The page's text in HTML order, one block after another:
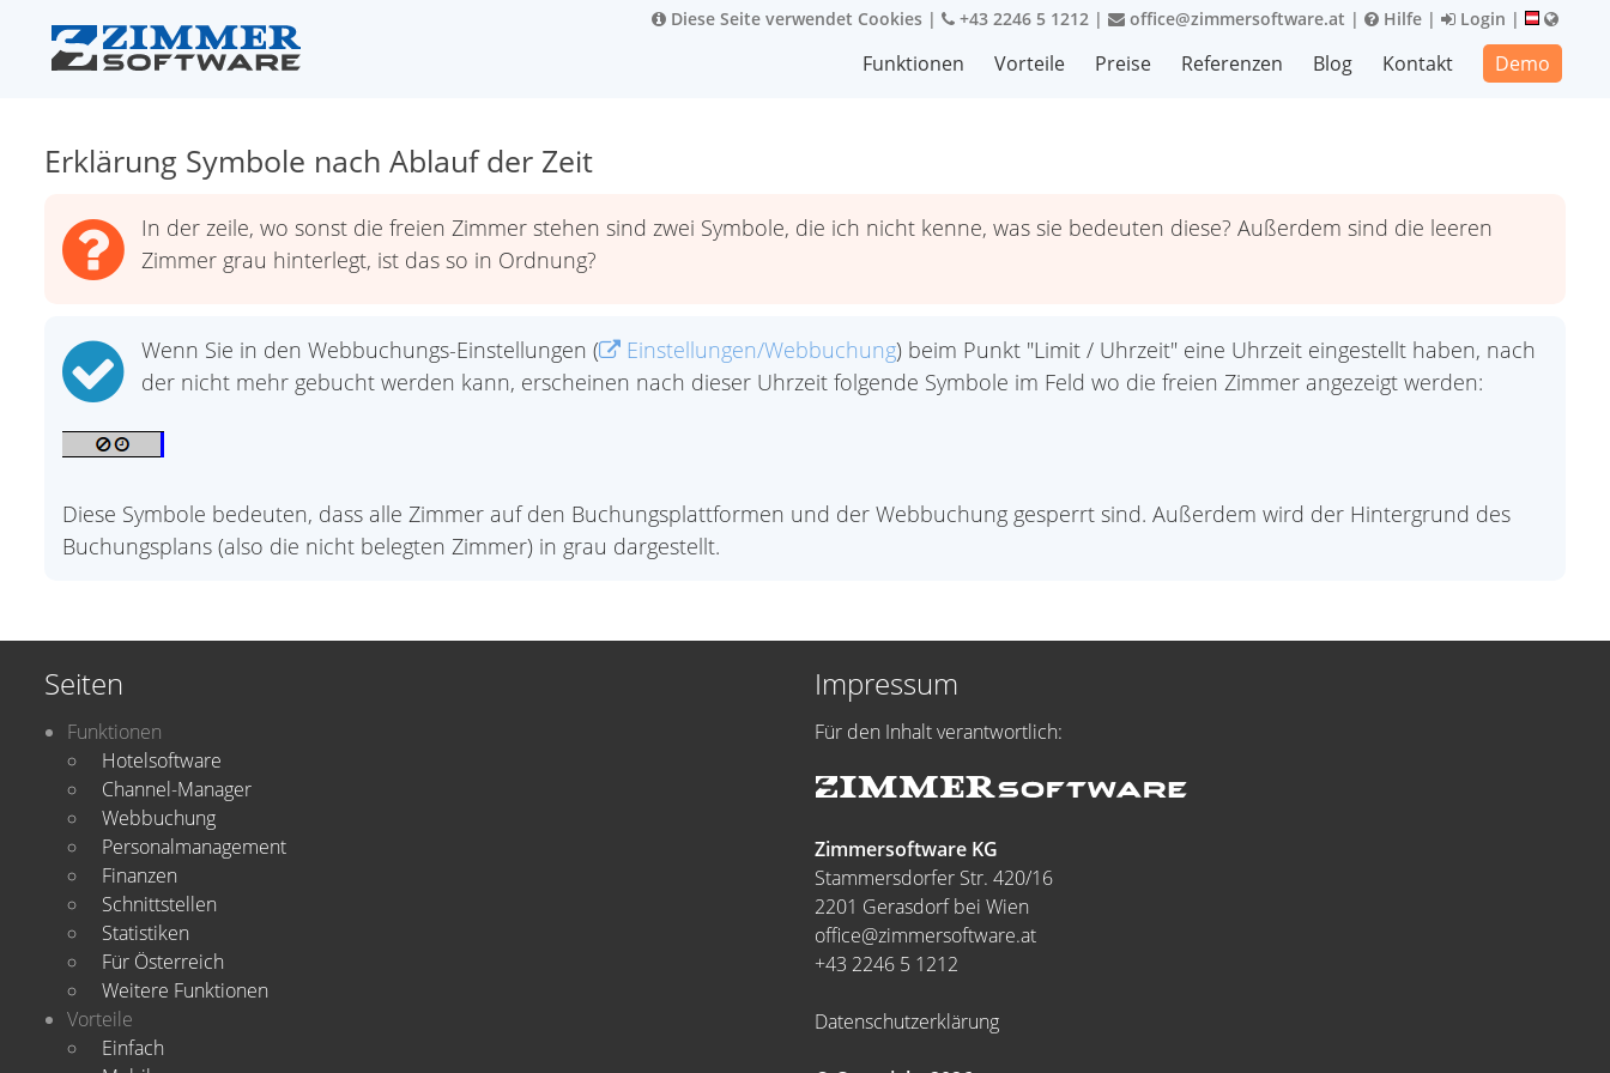
Diese Seite verwendet Cookies | +43 2246 5 1212 | office@zimmersoftware.at | Hilfe | Login |
Funktionen Vorteile Preise Referenzen Blog Kontakt Demo
Erklärung Symbole nach Ablauf der Zeit
In der zeile, wo sonst die freien Zimmer stehen sind zwei Symbole, die ich nicht kenne, was sie bedeuten diese? Außerdem sind die leeren
Zimmer grau hinterlegt, ist das so in Ordnung?
Wenn Sie in den Webbuchungs-Einstellungen ( Einstellungen/Webbuchung) beim Punkt "Limit / Uhrzeit" eine Uhrzeit eingestellt haben, nach
der nicht mehr gebucht werden kann, erscheinen nach dieser Uhrzeit folgende Symbole im Feld wo die freien Zimmer angezeigt werden:
Diese Symbole bedeuten, dass alle Zimmer auf den Buchungsplattformen und der Webbuchung gesperrt sind. Außerdem wird der Hintergrund des
Buchungsplans (also die nicht belegten Zimmer) in grau dargestellt.
Seiten
Funktionen
Hotelsoftware
Channel-Manager
Webbuchung
Personalmanagement
Finanzen
Schnittstellen
Statistiken
Für Österreich
Weitere Funktionen
Vorteile
Einfach
Impressum
Für den Inhalt verantwortlich:
Zimmersoftware KG
Stammersdorfer Str. 420/16
2201 Gerasdorf bei Wien
office@zimmersoftware.at
+43 2246 5 1212
Datenschutzerklärung